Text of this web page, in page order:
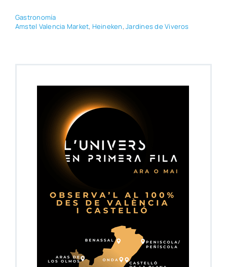
Gas­tro­no­mía
Ams­tel Valen­cia Mar­ket, Hei­ne­ken,Jar­di­nes de Vive­ros